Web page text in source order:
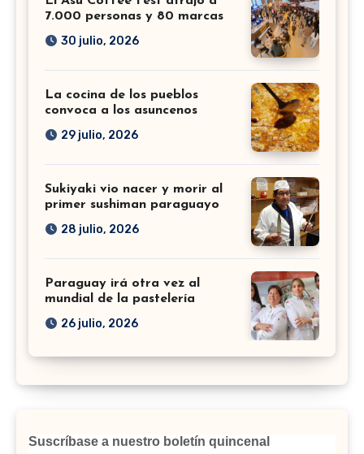
7.000 personas y 80 marcas
30 julio, 2026
La cocina de los pueblos
convoca a los asuncenos
29 julio, 2026
Sukiyaki vio nacer y morir al
primer sushiman paraguayo
28 julio, 2026
Paraguay irá otra vez al
mundial de la pastelería
26 julio, 2026
Suscríbase a nuestro boletín quincenal